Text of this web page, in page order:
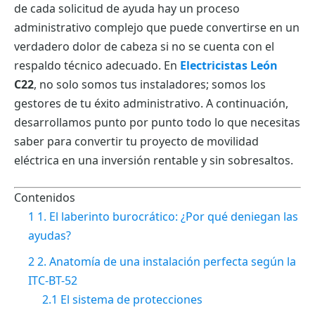
de cada solicitud de ayuda hay un proceso
administrativo complejo que puede convertirse en un
verdadero dolor de cabeza si no se cuenta con el
respaldo técnico adecuado. En Electricistas León
C22, no solo somos tus instaladores; somos los
gestores de tu éxito administrativo. A continuación,
desarrollamos punto por punto todo lo que necesitas
saber para convertir tu proyecto de movilidad
eléctrica en una inversión rentable y sin sobresaltos.
Contenidos
1 1. El laberinto burocrático: ¿Por qué deniegan las
ayudas?
22. Anatomía de una instalación perfecta según la
ITC-BT-52
2.1 El sistema de protecciones